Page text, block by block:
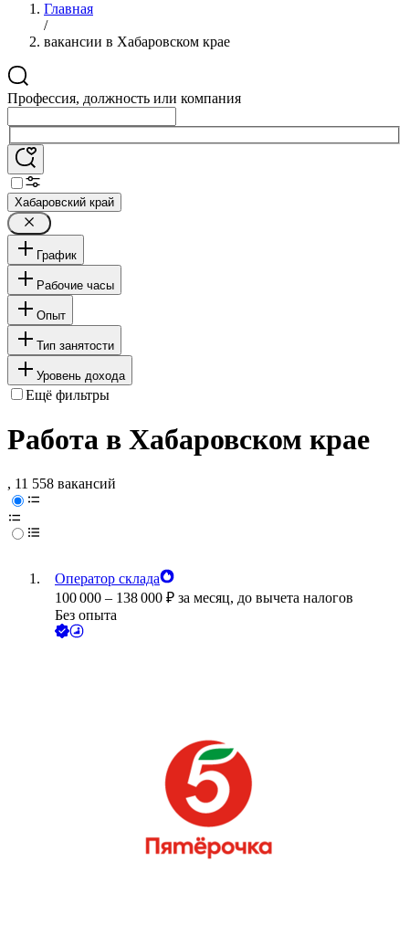
Главная
/
вакансии в Хабаровском крае
Профессия, должность или компания
Хабаровский край
График
Рабочие часы
Опыт
Тип занятости
Уровень дохода
Ещё фильтры
Работа в Хабаровском крае
, 11 558 вакансий
Оператор склада
100 000 – 138 000 ₽ за месяц, до вычета налогов
Без опыта